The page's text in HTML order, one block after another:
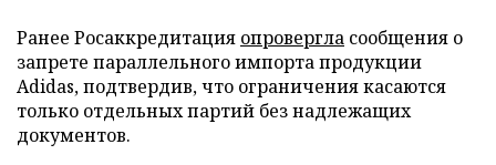
Ранее Росаккредитация опровергла сообщения о
запрете параллельного импорта продукции
Adidas, подтвердив, что ограничения касаются
только отдельных партий без надлежащих
документов.